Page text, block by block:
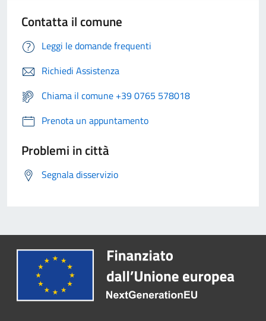
Contatta il comune
Leggi le domande frequenti
Richiedi Assistenza
Chiama il comune +39 0765 578018
Prenota un appuntamento
Problemi in città
Segnala disservizio